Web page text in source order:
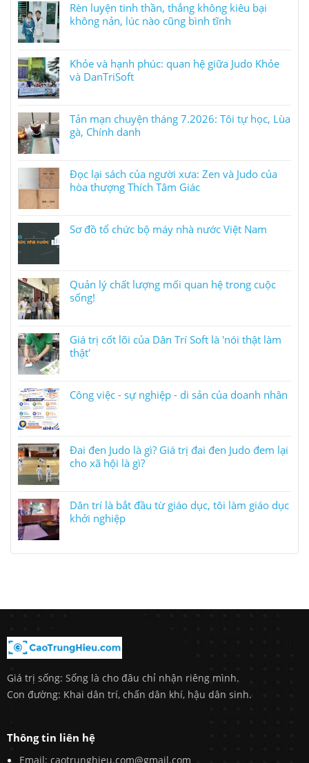
Rèn luyện tinh thần, thắng không kiêu bại
không nản, lúc nào cũng bình tĩnh
Khỏe và hạnh phúc: quan hệ giữa Judo Khỏe
và DanTriSoft
Tản mạn chuyện tháng 7.2026: Tôi tự học, Lùa
gà, Chính danh
Đọc lại sách của người xưa: Zen và Judo của
hòa thượng Thích Tâm Giác
Sơ đồ tổ chức bộ máy nhà nước Việt Nam
Quản lý chất lượng mối quan hệ trong cuộc
sống!
Giá trị cốt lõi của Dân Trí Soft là 'nói thật làm
thật'
Công việc - sự nghiệp - di sản của doanh nhân
Đai đen Judo là gì? Giá trị đai đen Judo đem lại
cho xã hội là gì?
Dân trí là bắt đầu từ giáo dục, tôi làm giáo dục
khởi nghiệp
Giá trị sống: Sống là cho đâu chỉ nhận riêng mình.
Con đường: Khai dân trí, chấn dân khí, hậu dân sinh.
Thông tin liên hệ
Email: caotrunghieu.com@gmail.com